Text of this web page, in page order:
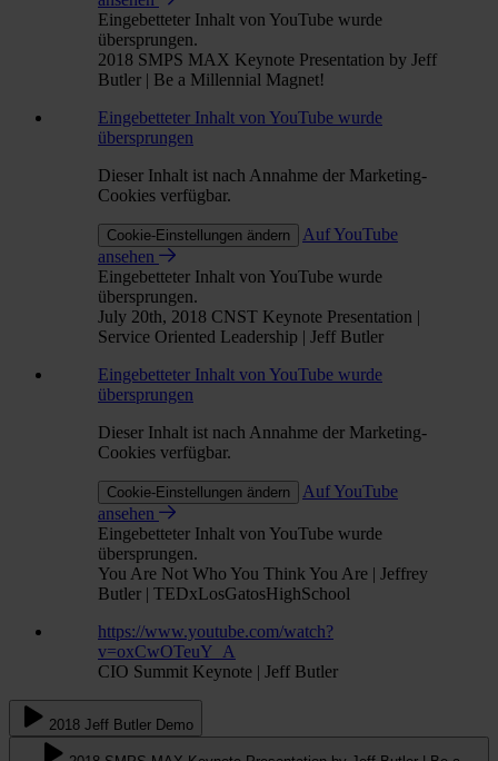
Eingebetteter Inhalt von YouTube wurde
übersprungen.
2018 SMPS MAX Keynote Presentation by Jeff
Butler | Be a Millennial Magnet!
Eingebetteter Inhalt von YouTube wurde
übersprungen
Dieser Inhalt ist nach Annahme der Marketing-
Cookies verfügbar.
Cookie-Einstellungen ändern
Auf YouTube
ansehen
Eingebetteter Inhalt von YouTube wurde
übersprungen.
July 20th, 2018 CNST Keynote Presentation |
Service Oriented Leadership | Jeff Butler
Eingebetteter Inhalt von YouTube wurde
übersprungen
Dieser Inhalt ist nach Annahme der Marketing-
Cookies verfügbar.
Cookie-Einstellungen ändern
Auf YouTube
ansehen
Eingebetteter Inhalt von YouTube wurde
übersprungen.
You Are Not Who You Think You Are | Jeffrey
Butler | TEDxLosGatosHighSchool
https://www.youtube.com/watch?
v=oxCwOTeuY_A
CIO Summit Keynote | Jeff Butler
2018 Jeff Butler Demo